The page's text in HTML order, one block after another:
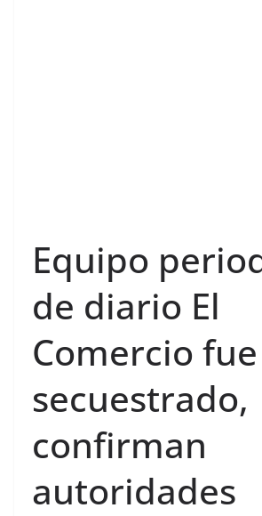
Equipo
de diario El
Comercio fue
secuestrado,
confirman
autoridades